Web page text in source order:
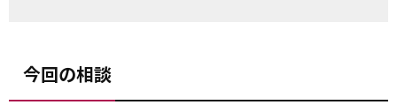
今回の相談